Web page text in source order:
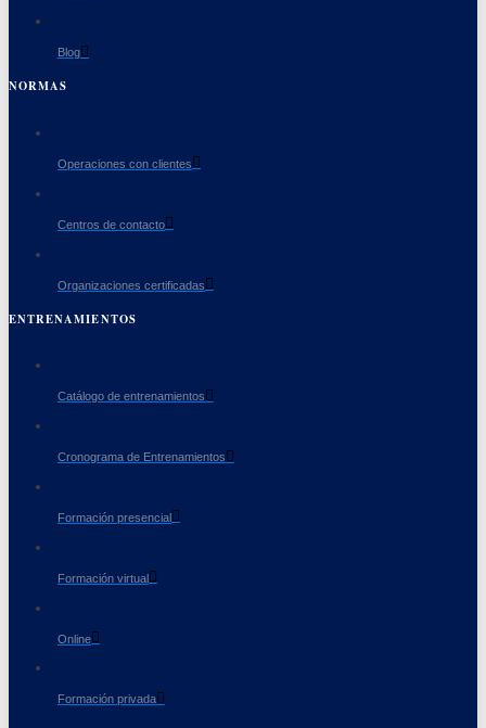
Blog
NORMAS
Operaciones con clientes
Centros de contacto
Organizaciones certificadas
ENTRENAMIENTOS
Catálogo de entrenamientos
Cronograma de Entrenamientos
Formación presencial
Formación virtual
Online
Formación privada